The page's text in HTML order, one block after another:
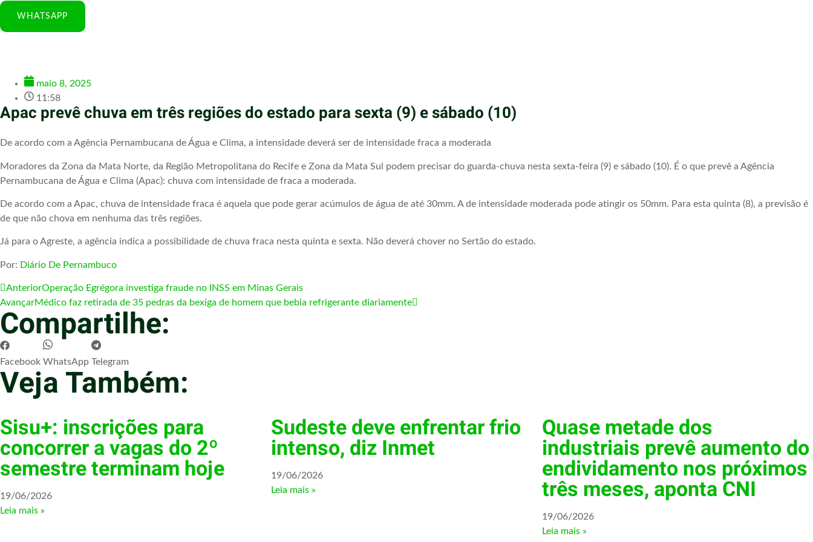
WHATSAPP
maio 8, 2025
11:58
Apac prevê chuva em três regiões do estado para sexta (9) e sábado (10)
De acordo com a Agência Pernambucana de Água e Clima, a intensidade deverá ser de intensidade fraca a moderada
Moradores da Zona da Mata Norte, da Região Metropolitana do Recife e Zona da Mata Sul podem precisar do guarda-chuva nesta sexta-feira (9) e sábado (10). É o que prevê a Agência
Pernambucana de Água e Clima (Apac): chuva com intensidade de fraca a moderada.
De acordo com a Apac, chuva de intensidade fraca é aquela que pode gerar acúmulos de água de até 30mm. A de intensidade moderada pode atingir os 50mm. Para esta quinta (8), a previsão é
de que não chova em nenhuma das três regiões.
Já para o Agreste, a agência indica a possibilidade de chuva fraca nesta quinta e sexta. Não deverá chover no Sertão do estado.
Por: Diário De Pernambuco
AnteriorOperação Egrégora investiga fraude no INSS em Minas Gerais
AvançarMédico faz retirada de 35 pedras da bexiga de homem que bebia refrigerante diariamente
Compartilhe:
Facebook WhatsApp Telegram
Veja Também:
Sisu+: inscrições para
concorrer a vagas do 2º
semestre terminam hoje
19/06/2026
Leia mais »
Sudeste deve enfrentar frio
intenso, diz Inmet
19/06/2026
Leia mais »
Quase metade dos
industriais prevê aumento do
endividamento nos próximos
três meses, aponta CNI
19/06/2026
Leia mais »